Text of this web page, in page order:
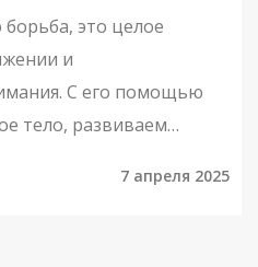
это целое
и
С его помощью
тело, развиваем
мире умение
7 апреля 2025